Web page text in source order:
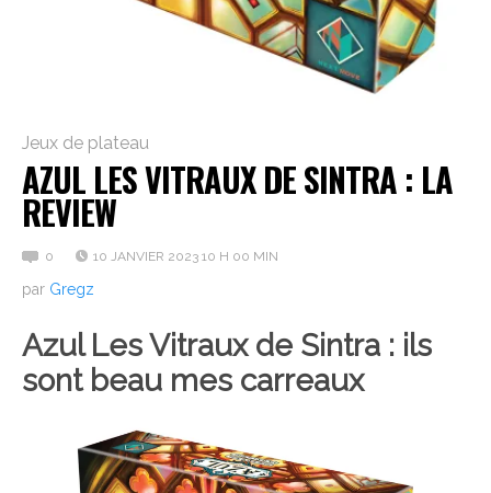
Jeux de plateau
AZUL LES VITRAUX DE SINTRA : LA
REVIEW
0 10 JANVIER 2023 10 H 00 MIN
par Gregz
Azul Les Vitraux de Sintra : ils
sont beau mes carreaux